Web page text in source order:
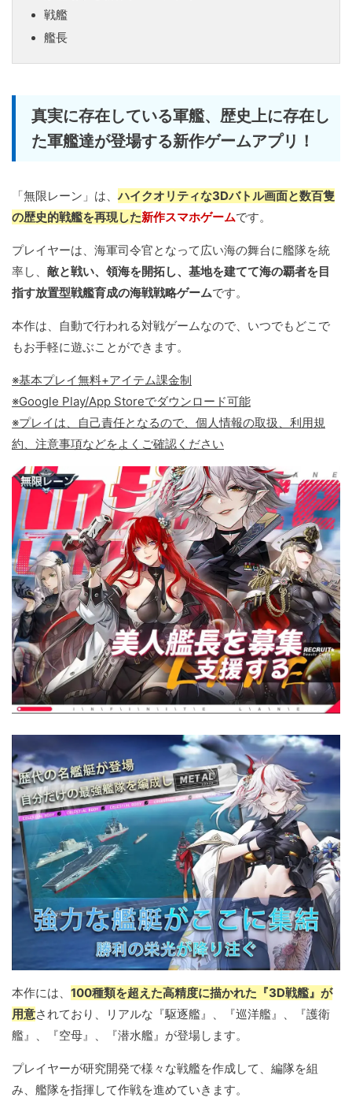
戦艦
艦長
真実に存在している軍艦、歴史上に存在し
た軍艦達が登場する新作ゲームアプリ！
「無限レーン」は、ハイクオリティな3Dバトル画面と数百隻
の歴史的戦艦を再現した新作スマホゲームです。
プレイヤーは、海軍司令官となって広い海の舞台に艦隊を統
率し、 敵と戦い、領海を開拓し、基地を建てて海の覇者を目
指す放置型戦艦育成の海戦戦略ゲームです。
本作は、自動で行われる対戦ゲームなので、いつでもどこで
もお手軽に遊ぶことができます。
※基本プレイ無料+アイテム課金制
※Google Play/App Storeでダウンロード可能
※プレイは、自己責任となるので、個人情報の取扱、利用規
約、注意事項などをよくご確認ください
本作には、 100種類を超えた高精度に描かれた『3D戦艦』が
用意されており、リアルな『駆逐艦』、『巡洋艦』、『護衛
艦』、『空母』、『潜水艦』が登場します。
プレイヤーが研究開発で様々な戦艦を作成して、編隊を組
み、艦隊を指揮して作戦を進めていきます。